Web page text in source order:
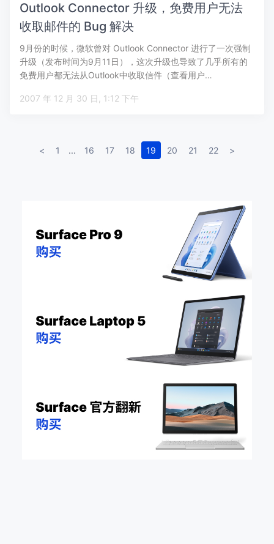
Outlook Connector 升级，免费用户无法
收取邮件的 Bug 解决
9月份的时候，微软曾对 Outlook Connector 进行了一次强制
升级（发布时间为9月11日），这次升级也导致了几乎所有的
免费用户都无法从Outlook中收取信件（查看用户…
2007 年 12 月 30 日, 1:12 下午
< 1 ... 16 17 18 19 20 21 22 >